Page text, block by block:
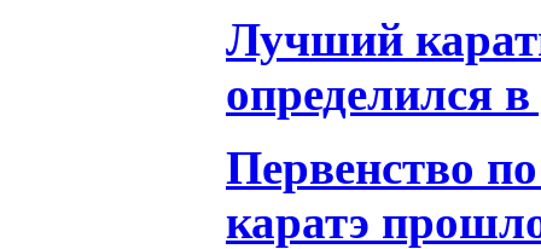
Лучший
определился
Первенство
каратэ